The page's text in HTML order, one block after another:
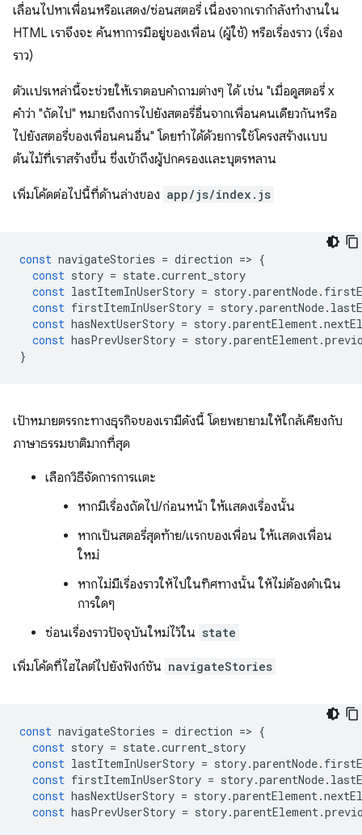
เลื่อนไปหาเพื่อนหรือแสดง/ซ่อนสตอรี่ เนื่องจากเรากำลังทำงานใน
HTML เราจึงจะ ค้นหาการมีอยู่ของเพื่อน (ผู้ใช้) หรือเรื่องราว (เรื่อง
ราว)
ตัวแปรเหล่านี้จะช่วยให้เราตอบคำถามต่างๆ ได้ เช่น "เมื่อดูสตอรี่ x
คำว่า "ถัดไป" หมายถึงการไปยังสตอรี่อื่นจากเพื่อนคนเดียวกันหรือ
ไปยังสตอรี่ของเพื่อนคนอื่น" โดยทำได้ด้วยการใช้โครงสร้างแบบ
ต้นไม้ที่เราสร้างขึ้น ซึ่งเข้าถึงผู้ปกครองและบุตรหลาน
เพิ่มโค้ดต่อไปนี้ที่ด้านล่างของ app/js/index.js
const navigateStories = direction => {
const story = state.current_story
const lastItemInUserStory = story.parentNode.
const firstItemInUserStory = story.parentNode.
const hasNextUserStory = story.parentElement .
const hasPrevUserStory = story.parentElement .
}
เป้าหมายตรรกะทางธุรกิจของเรามีดังนี้ โดยพยายามให้ใกล้เคียงกับ
ภาษาธรรมชาติมากที่สุด
เลือกวิธีจัดการการแตะ
หากมีเรื่องถัดไป/ก่อนหน้า ให้แสดงเรื่องนั้น
หากเป็นสตอรี่สุดท้าย/แรกของเพื่อน ให้แสดงเพื่อน
ใหม่
หากไม่มีเรื่องราวให้ไปในทิศทางนั้น ให้ไม่ต้องดำเนิน
การใดๆ
ซ่อนเรื่องราวปัจจุบันใหม่ไว้ใน state
เพิ่มโค้ดที่ไฮไลต์ไปยังฟังก์ชัน navigateStories
const navigateStories = direction => {
const story = state.current_story
const lastItemInUserStory = story.parentNode.
const firstItemInUserStory = story.parentNode.
const hasNextUserStory = story.parentElement .
const hasPrevUserStory = story.parentElement .